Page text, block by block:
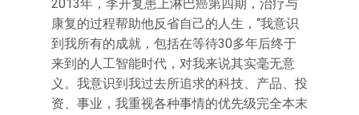
2013年，李开复患上淋巴癌第四期，治疗与
康复的过程帮助他反省自己的人生，“我意识
到我所有的成就，包括在等待30多年后终于
来到的人工智能时代，对我来说其实毫无意
义。我意识到我过去所追求的科技、产品、投
资、事业，我重视各种事情的优先级完全本末